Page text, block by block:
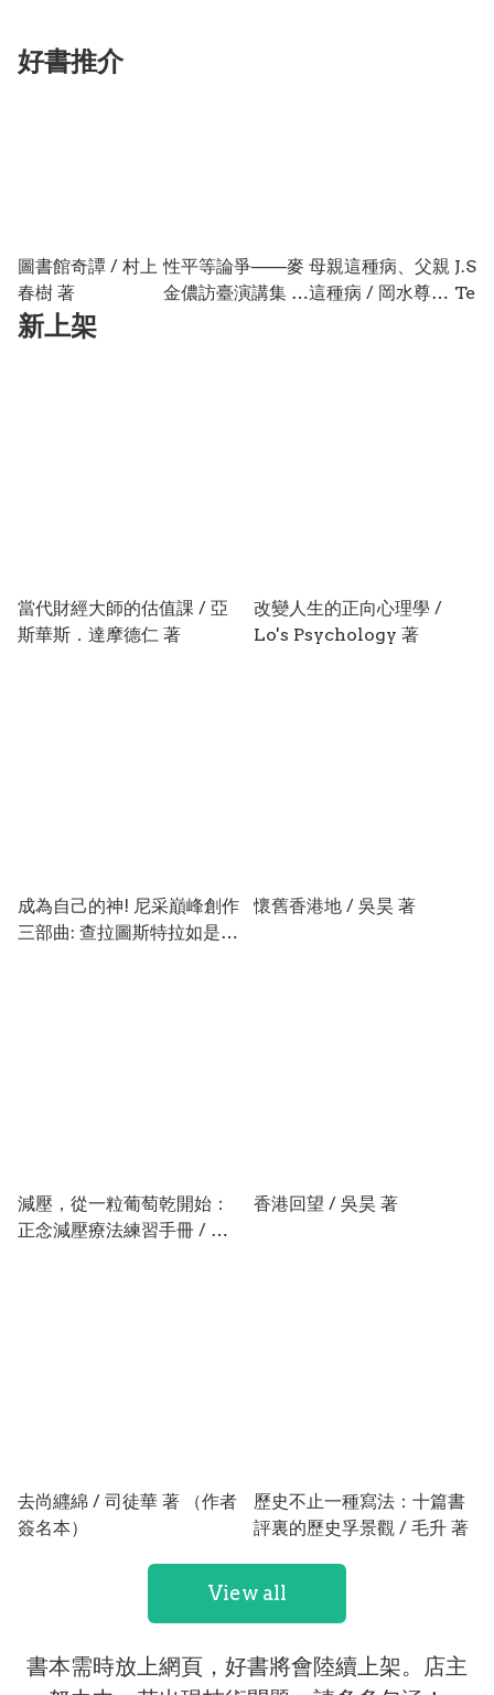
好書推介
圖書館奇譚 / 村上
春樹 著
性平等論爭——麥
金儂訪臺演講集 /
母親這種病、父親
這種病 / 岡水尊司
新上架
當代財經大師的估值課 / 亞
斯華斯．達摩德仁 著
改變人生的正向心理學 /
Lo's Psychology 著
成為自己的神! 尼采巔峰創作
三部曲: 查拉圖斯特拉如是說
懷舊香港地 / 吳昊 著
減壓，從一粒葡萄乾開始：
正念減壓療法練習手冊 / 鮑
香港回望 / 吳昊 著
去尚纒綿 / 司徒華 著 （作者
簽名本）
歷史不止一種寫法：十篇書
評裏的歷史孚景觀 / 毛升 著
View all
書本需時放上網頁，好書將會陸續上架。店主